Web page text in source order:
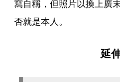
寫自稱，但照片以換上廣
否就是本人。
延